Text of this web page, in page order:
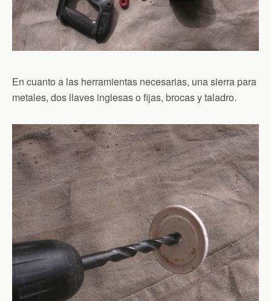
En cuanto a las herramientas necesarias, una sierra para
metales, dos llaves inglesas o fijas, brocas y taladro.